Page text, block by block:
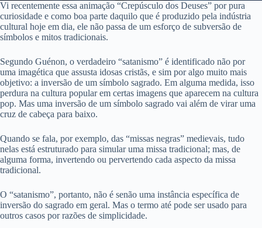
Vi recentemente essa animação “Crepúsculo dos Deuses” por pura
curiosidade e como boa parte daquilo que é produzido pela indústria
cultural hoje em dia, ele não passa de um esforço de subversão de
símbolos e mitos tradicionais.
Segundo Guénon, o verdadeiro “satanismo” é identificado não por
uma imagética que assusta idosas cristãs, e sim por algo muito mais
objetivo: a inversão de um símbolo sagrado. Em alguma medida, isso
perdura na cultura popular em certas imagens que aparecem na cultura
pop. Mas uma inversão de um símbolo sagrado vai além de virar uma
cruz de cabeça para baixo.
Quando se fala, por exemplo, das “missas negras” medievais, tudo
nelas está estruturado para simular uma missa tradicional; mas, de
alguma forma, invertendo ou pervertendo cada aspecto da missa
tradicional.
O “satanismo”, portanto, não é senão uma instância específica de
inversão do sagrado em geral. Mas o termo até pode ser usado para
outros casos por razões de simplicidade.